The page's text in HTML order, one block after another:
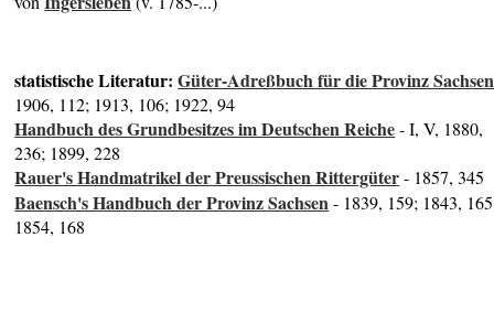
statistische Literatur:Güter-Adreßbuch für die Provinz Sachsen
1906, 112; 1913, 106; 1922, 94
Handbuch des Grundbesitzes im Deutschen Reiche- I, V, 1880,
236; 1899, 228
Rauer's Handmatrikel der Preussischen Rittergüter- 1857, 345
Baensch's Handbuch der Provinz Sachsen- 1839, 159; 1843,
1854, 168